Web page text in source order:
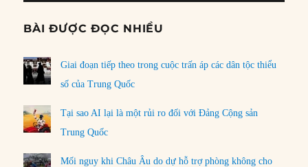
BÀI ĐƯỢC ĐỌC NHIỀU
Giai đoạn tiếp theo trong cuộc trấn áp các dân tộc thiểu
số của Trung Quốc
Tại sao AI lại là một rủi ro đối với Đảng Cộng sản
Trung Quốc
Mối nguy khi Châu Âu do dự hỗ trợ phòng không cho